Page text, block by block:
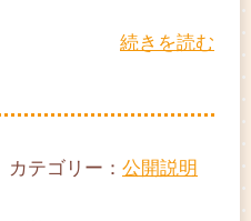
続きを読む
テゴリー： 公開説明